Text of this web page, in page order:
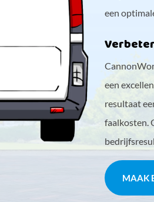
een
een
resultaat
faalkosten.
MAAK